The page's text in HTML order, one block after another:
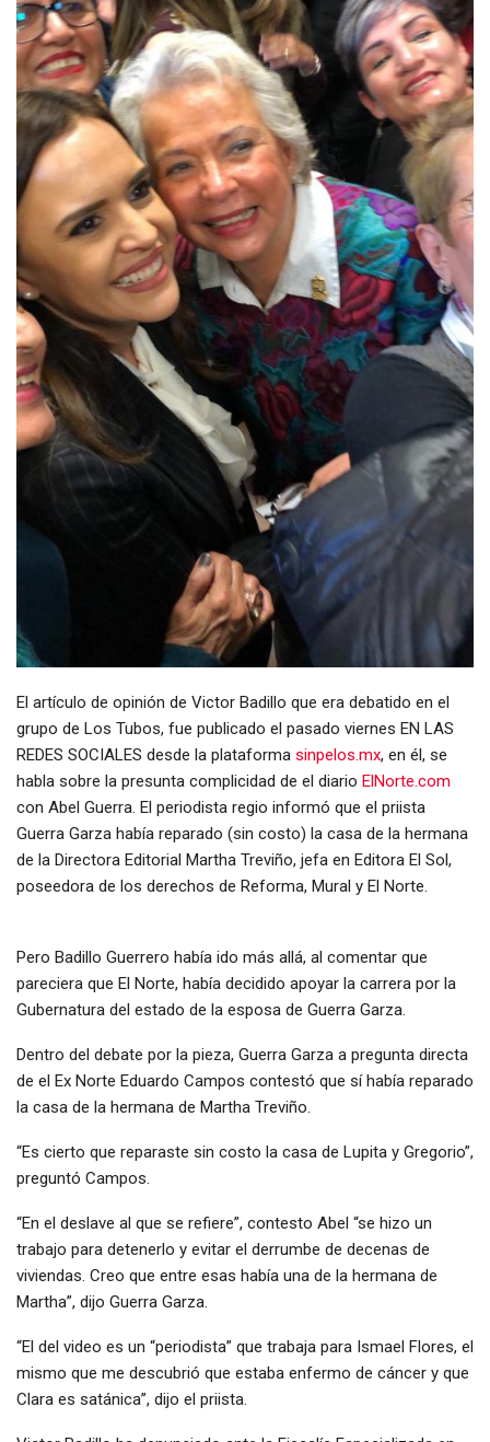
El artículo de opinión de Victor Badillo que era debatido en el
grupo de Los Tubos, fue publicado el pasado viernes EN LAS
REDES SOCIALES desde la plataforma sinpelos.mx, en él, se
habla sobre la presunta complicidad de el diario ElNorte.com
con Abel Guerra. El periodista regio informó que el priista
Guerra Garza había reparado (sin costo) la casa de la hermana
de la Directora Editorial Martha Treviño, jefa en Editora El Sol,
poseedora de los derechos de Reforma, Mural y El Norte.
Pero Badillo Guerrero había ido más allá, al comentar que
pareciera que El Norte, había decidido apoyar la carrera por la
Gubernatura del estado de la esposa de Guerra Garza.
Dentro del debate por la pieza, Guerra Garza a pregunta directa
de el Ex Norte Eduardo Campos contestó que sí había reparado
la casa de la hermana de Martha Treviño.
“Es cierto que reparaste sin costo la casa de Lupita y Gregorio”,
preguntó Campos.
“En el deslave al que se refiere”, contesto Abel “se hizo un
trabajo para detenerlo y evitar el derrumbe de decenas de
viviendas. Creo que entre esas había una de la hermana de
Martha”, dijo Guerra Garza.
“El del video es un “periodista” que trabaja para Ismael Flores, el
mismo que me descubrió que estaba enfermo de cáncer y que
Clara es satánica”, dijo el priista.